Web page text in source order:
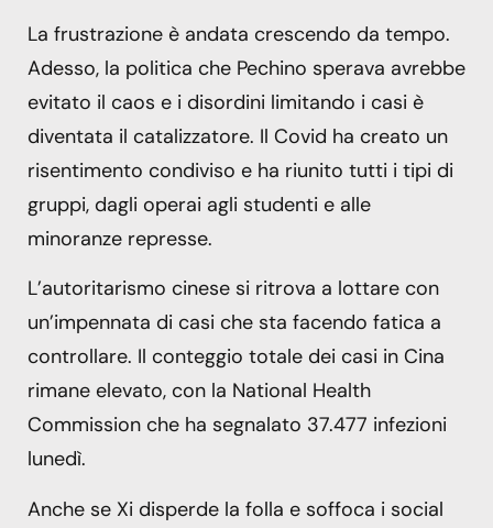
La frustrazione è andata crescendo da tempo.
Adesso, la politica che Pechino sperava avrebbe
evitato il caos e i disordini limitando i casi è
diventata il catalizzatore. Il Covid ha creato un
risentimento condiviso e ha riunito tutti i tipi di
gruppi, dagli operai agli studenti e alle
minoranze represse.
L’autoritarismo cinese si ritrova a lottare con
un’impennata di casi che sta facendo fatica a
controllare. Il conteggio totale dei casi in Cina
rimane elevato, con la National Health
Commission che ha segnalato 37.477 infezioni
lunedì.
Anche se Xi disperde la folla e soffoca i social